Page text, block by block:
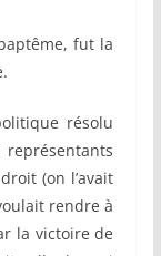
fut la
résolu
représentants
(on l’avait
rendre à
la victoire de